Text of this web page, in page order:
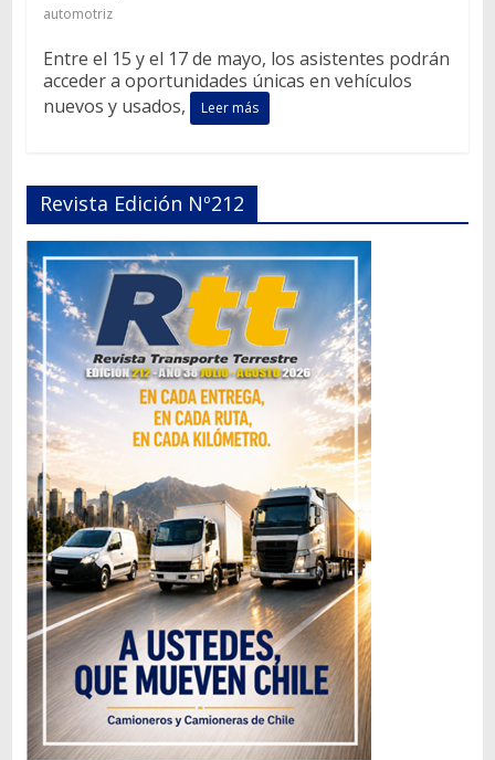
automotriz
Entre el 15 y el 17 de mayo, los asistentes podrán
acceder a oportunidades únicas en vehículos
nuevos y usados,
Leer más
Revista Edición Nº212